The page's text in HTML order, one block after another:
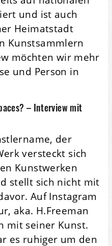
und ist auch
Heimatstadt
Kunstsammlern
möchten wir mehr
und Person in
– Interview mit
der
versteckt sich
Kunstwerken
stellt sich nicht mit
Auf Instagram
aka. H.Freeman
mit seiner Kunst.
es ruhiger um den